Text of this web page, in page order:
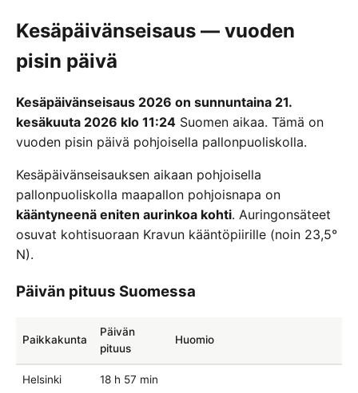
Kesäpäivänseisaus — vuoden
pisin päivä
Kesäpäivänseisaus 2026 on sunnuntaina 21.
kesäkuuta 2026 klo 11:24 Suomen aikaa. Tämä on
vuoden pisin päivä pohjoisella pallonpuoliskolla.
Kesäpäivänseisauksen aikaan pohjoisella
pallonpuoliskolla maapallon pohjoisnapa on
kääntyneenä eniten aurinkoa kohti. Auringonsäteet
osuvat kohtisuoraan Kravun kääntöpiirille (noin 23,5°
N).
Päivän pituus Suomessa
Paikkakunta
Päivän
pituus
Huomio
Helsinki 18 h 57 min